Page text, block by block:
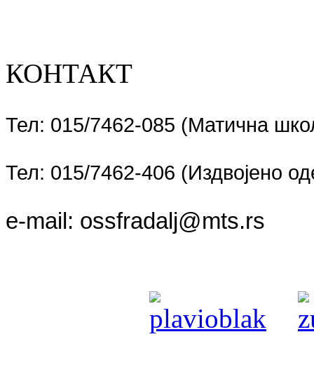
КОНТАКТ
Тел: 015/7462-085 (Матична
Тел: 015/7462-406 (Издвојено
e-mail: ossfradalj@mts.rs